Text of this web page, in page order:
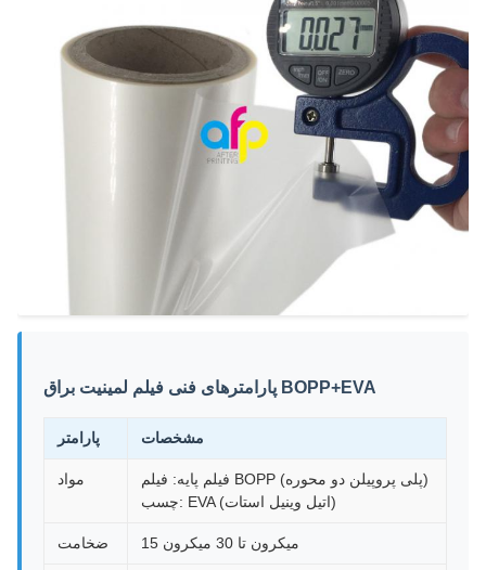
پارامترهای فنی فیلم لمینیت براق BOPP+EVA
پارامتر مشخصات
مواد
فیلم پایه: فیلم BOPP (پلی پروپیلن دو محوره)
چسب: EVA (اتیل وینیل استات)
ضخامت 15 میکرون تا 30 میکرون